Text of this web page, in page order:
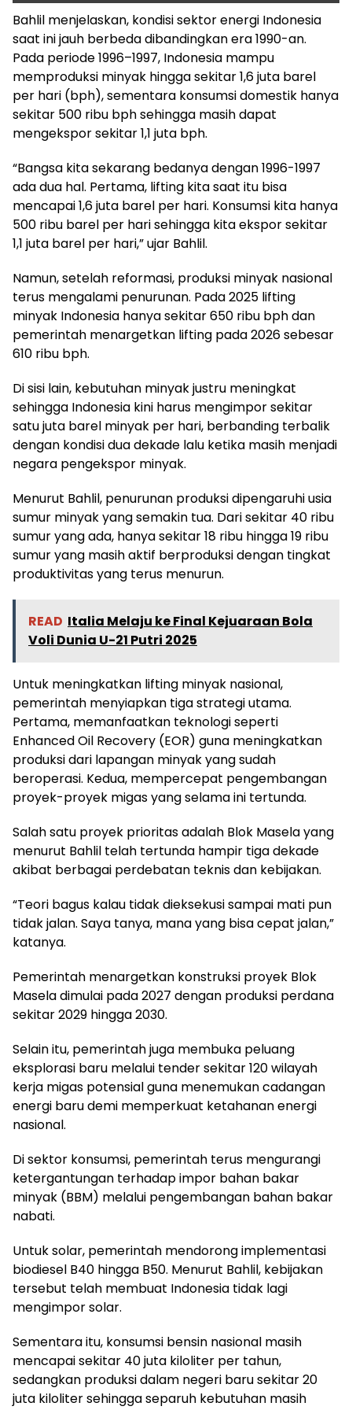
Bahlil menjelaskan, kondisi sektor energi Indonesia
saat ini jauh berbeda dibandingkan era 1990-an.
Pada periode 1996–1997, Indonesia mampu
memproduksi minyak hingga sekitar 1,6 juta barel
per hari (bph), sementara konsumsi domestik hanya
sekitar 500 ribu bph sehingga masih dapat
mengekspor sekitar 1,1 juta bph.
“Bangsa kita sekarang bedanya dengan 1996-1997
ada dua hal. Pertama, lifting kita saat itu bisa
mencapai 1,6 juta barel per hari. Konsumsi kita hanya
500 ribu barel per hari sehingga kita ekspor sekitar
1,1 juta barel per hari,” ujar Bahlil.
Namun, setelah reformasi, produksi minyak nasional
terus mengalami penurunan. Pada 2025 lifting
minyak Indonesia hanya sekitar 650 ribu bph dan
pemerintah menargetkan lifting pada 2026 sebesar
610 ribu bph.
Di sisi lain, kebutuhan minyak justru meningkat
sehingga Indonesia kini harus mengimpor sekitar
satu juta barel minyak per hari, berbanding terbalik
dengan kondisi dua dekade lalu ketika masih menjadi
negara pengekspor minyak.
Menurut Bahlil, penurunan produksi dipengaruhi usia
sumur minyak yang semakin tua. Dari sekitar 40 ribu
sumur yang ada, hanya sekitar 18 ribu hingga 19 ribu
sumur yang masih aktif berproduksi dengan tingkat
produktivitas yang terus menurun.
READ Italia Melaju ke Final Kejuaraan Bola
Voli Dunia U-21 Putri 2025
Untuk meningkatkan lifting minyak nasional,
pemerintah menyiapkan tiga strategi utama.
Pertama, memanfaatkan teknologi seperti
Enhanced Oil Recovery (EOR) guna meningkatkan
produksi dari lapangan minyak yang sudah
beroperasi. Kedua, mempercepat pengembangan
proyek-proyek migas yang selama ini tertunda.
Salah satu proyek prioritas adalah Blok Masela yang
menurut Bahlil telah tertunda hampir tiga dekade
akibat berbagai perdebatan teknis dan kebijakan.
“Teori bagus kalau tidak dieksekusi sampai mati pun
tidak jalan. Saya tanya, mana yang bisa cepat jalan,”
katanya.
Pemerintah menargetkan konstruksi proyek Blok
Masela dimulai pada 2027 dengan produksi perdana
sekitar 2029 hingga 2030.
Selain itu, pemerintah juga membuka peluang
eksplorasi baru melalui tender sekitar 120 wilayah
kerja migas potensial guna menemukan cadangan
energi baru demi memperkuat ketahanan energi
nasional.
Di sektor konsumsi, pemerintah terus mengurangi
ketergantungan terhadap impor bahan bakar
minyak (BBM) melalui pengembangan bahan bakar
nabati.
Untuk solar, pemerintah mendorong implementasi
biodiesel B40 hingga B50. Menurut Bahlil, kebijakan
tersebut telah membuat Indonesia tidak lagi
mengimpor solar.
Sementara itu, konsumsi bensin nasional masih
mencapai sekitar 40 juta kiloliter per tahun,
sedangkan produksi dalam negeri baru sekitar 20
juta kiloliter sehingga separuh kebutuhan masih